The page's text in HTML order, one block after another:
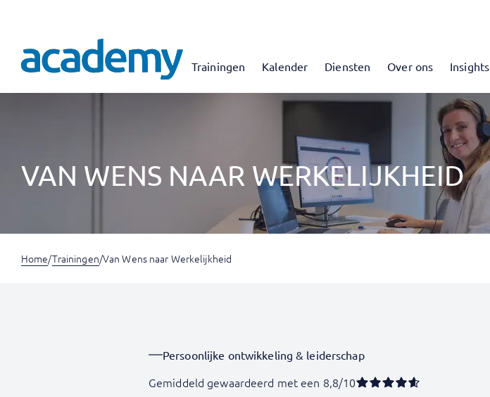
Trainingen Kalender Diensten Over ons Insights
VAN WENS NAAR WERKELIJKHEID
Home/Trainingen/Van Wens naar Werkelijkheid
Persoonlijke ontwikkeling & leiderschap
Gemiddeld gewaardeerd met een 8,8/10